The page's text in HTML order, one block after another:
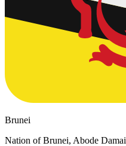
Brunei
Nation of Brunei, Abode Damai